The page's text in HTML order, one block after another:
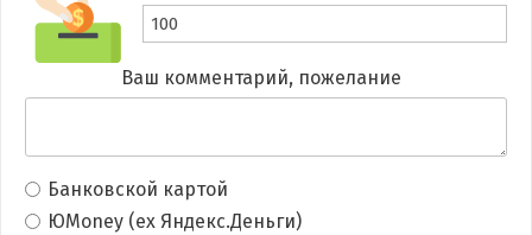
Ваш комментарий, пожелание
Банковской картой
ЮMoney (ex Яндекс.Деньги)